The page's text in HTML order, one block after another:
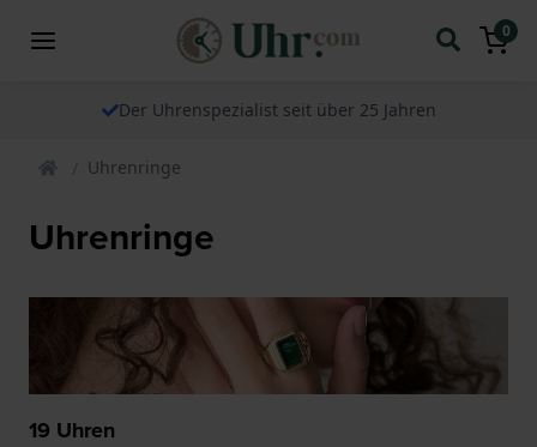
0
Der Uhrenspezialist seit über 25 Jahren
Uhrenringe
Uhrenringe
19 Uhren